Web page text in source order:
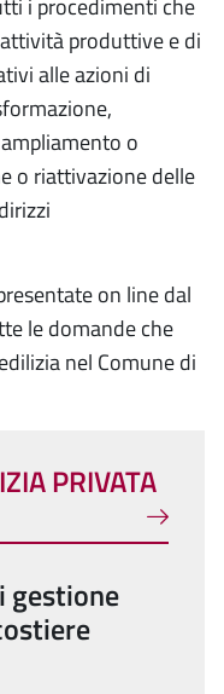
i procedimenti che
produttive e di
alle azioni di
o
o riattivazione delle
on line dal
le domande che
nel Comune di
PRIVATA
gestione